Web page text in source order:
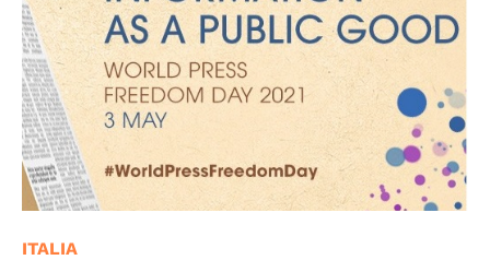
ITALIA